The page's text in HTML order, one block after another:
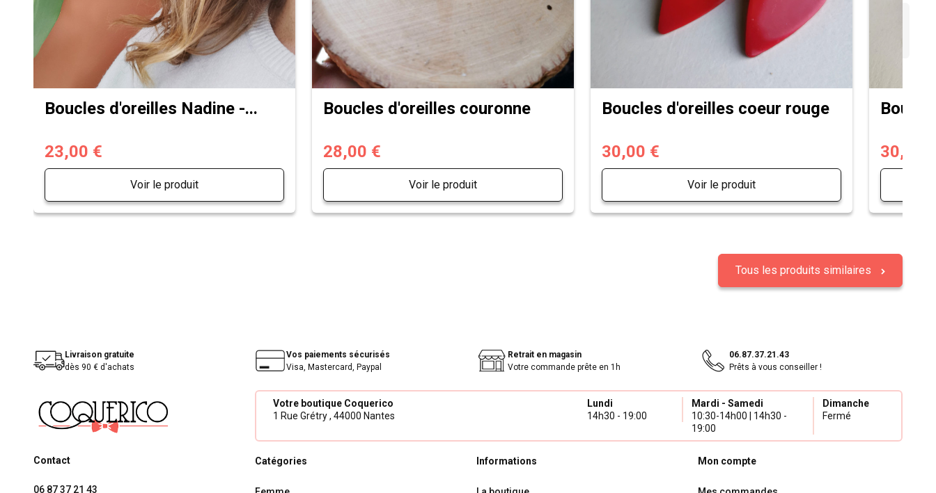
Boucles d'oreilles Nadine -...
23,00 €
Voir le produit
Boucles d'oreilles couronne
28,00 €
Voir le produit
Boucles d'oreilles coeur rouge
30,00 €
Voir le produit
30,00
Tous les produits similaires
Livraison gratuite
dès 90 € d'achats
Vos paiements sécurisés
Visa, Mastercard, Paypal
Retrait en magasin
Votre commande prête en 1h
06.87.37.21.43
Prêts à vous conseiller !
Votre boutique Coquerico
1 Rue Grétry , 44000 Nantes
Lundi
14h30 - 19:00
Mardi - Samedi
10:30-14h00 | 14h30 -
19:00
Dimanche
Fermé
Contact
06 87 37 21 43
Catégories Informations Mon compte